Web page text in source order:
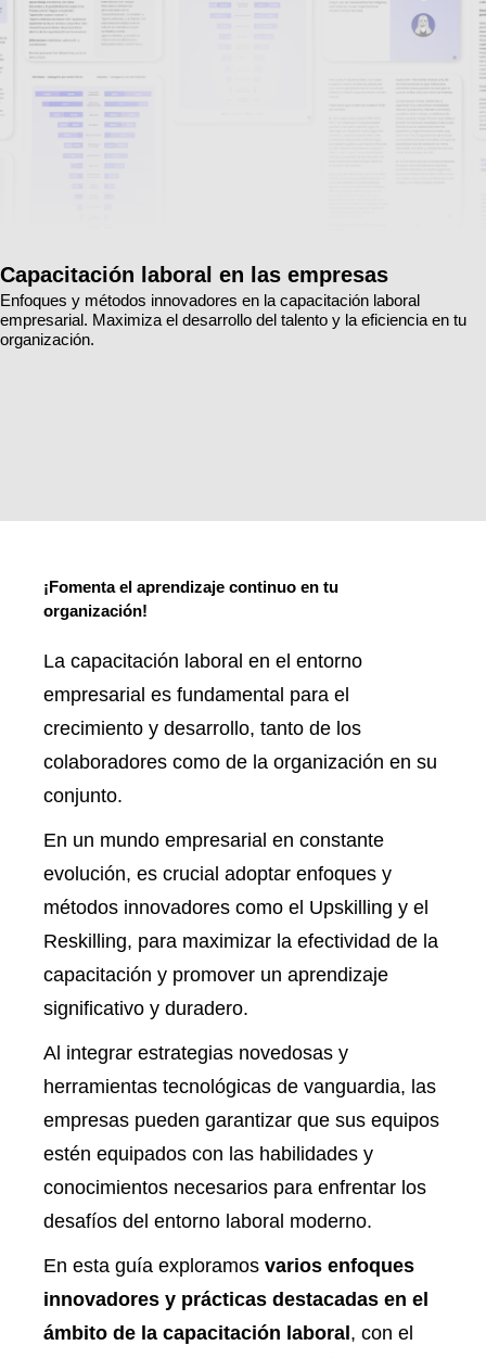
Capacitación laboral en las empresas
Enfoques y métodos innovadores en la capacitación laboral
empresarial. Maximiza el desarrollo del talento y la eficiencia en tu
organización.
¡Fomenta el aprendizaje continuo en tu
organización!
La capacitación laboral en el entorno
empresarial es fundamental para el
crecimiento y desarrollo, tanto de los
colaboradores como de la organización en su
conjunto.
En un mundo empresarial en constante
evolución, es crucial adoptar enfoques y
métodos innovadores como el Upskilling y el
Reskilling, para maximizar la efectividad de la
capacitación y promover un aprendizaje
significativo y duradero.
Al integrar estrategias novedosas y
herramientas tecnológicas de vanguardia, las
empresas pueden garantizar que sus equipos
estén equipados con las habilidades y
conocimientos necesarios para enfrentar los
desafíos del entorno laboral moderno.
En esta guía exploramos varios enfoques
innovadores y prácticas destacadas en el
ámbito de la capacitación laboral , con el